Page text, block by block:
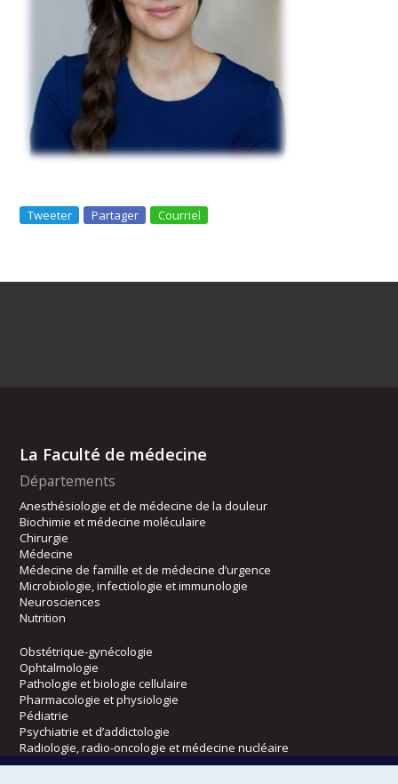
Tweeter Partager Courriel
La Faculté de médecine
Départements
Anesthésiologie et de médecine de la douleur
Biochimie et médecine moléculaire
Chirurgie
Médecine
Médecine de famille et de médecine d’urgence
Microbiologie, infectiologie et immunologie
Neurosciences
Nutrition
Obstétrique-gynécologie
Ophtalmologie
Pathologie et biologie cellulaire
Pharmacologie et physiologie
Pédiatrie
Psychiatrie et d’addictologie
Radiologie, radio-oncologie et médecine nucléaire